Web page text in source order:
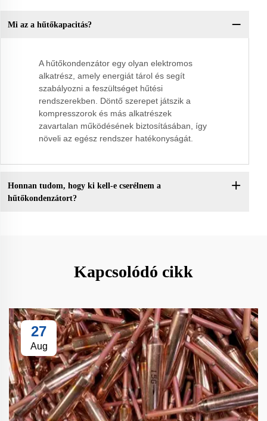
Mi az a hűtőkapacitás?
A hűtőkondenzátor egy olyan elektromos
alkatrész, amely energiát tárol és segít
szabályozni a feszültséget hűtési
rendszerekben. Döntő szerepet játszik a
kompresszorok és más alkatrészek
zavartalan működésének biztosításában, így
növeli az egész rendszer hatékonyságát.
Honnan tudom, hogy ki kell-e cserélnem a
hűtőkondenzátort?
Kapcsolódó cikk
27
Aug